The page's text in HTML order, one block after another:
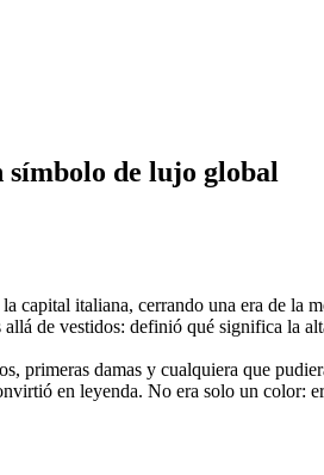
de lujo global
capital italiana, cerrando una era de la
de vestidos: definió qué significa la
primeras damas y cualquiera que
en leyenda. No era solo un color: